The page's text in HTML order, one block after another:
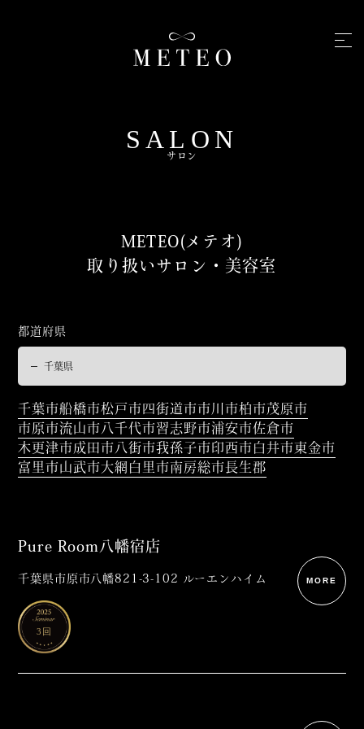
SALON
サロン
METEO(メテオ)
取り扱いサロン・美容室
都道府県
千葉市船橋市松戸市四街道市市川市柏市茂原市
市原市流山市 八千代市習志野市浦安市佐倉市
木更津市成田市 八街市我孫子市印西市白井市東金市
富里市山武市大網白里市南房総市長生郡
Pure Room八幡宿店
千葉県市原市八幡821-3-102 ルーエンハイム
3回
MORE